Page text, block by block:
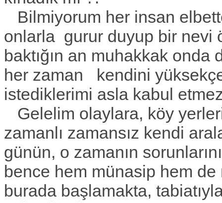
Bilmiyorum her insan
onlarla gurur duyup bir nevi
baktığın an muhakkak onda
her zaman kendini
istediklerimi asla kabul
Gelelim olaylara, köy
zamanlı zamansız kendi
günün, o zamanın
bence hem münasip hem
burada başlamakta,